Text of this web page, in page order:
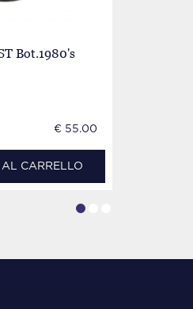
Bot.1980's
€ 55.00
CARRELLO